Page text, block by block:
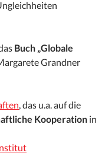
Buch „Globale
Grandner
, das u.a. auf die
Kooperation in